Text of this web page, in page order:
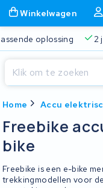
Winkelwagen
oplossing 2
Home Accu
Freebike
bike
Freebike is een e-bike
trekkingmodellen voor
Gratis verzending
Begin te